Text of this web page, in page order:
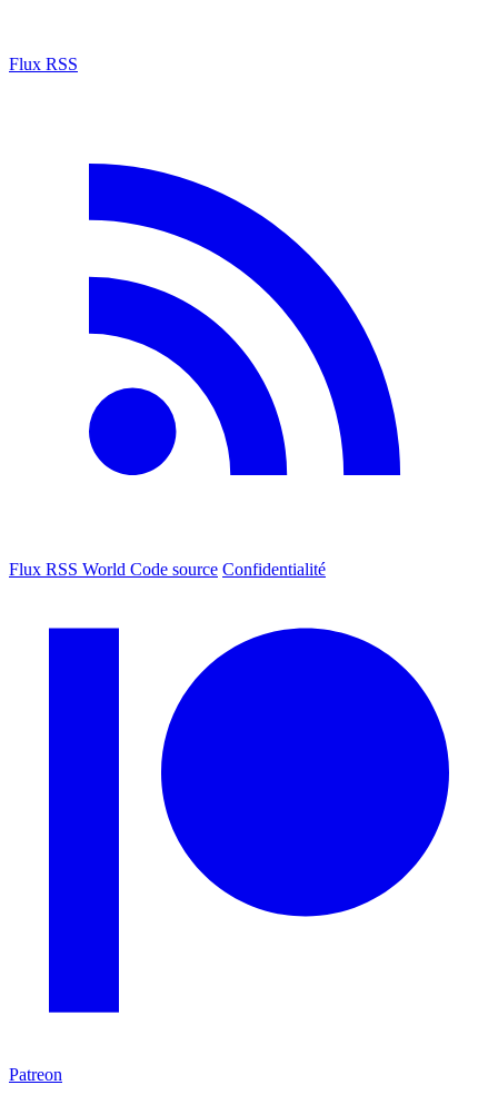
Flux RSS
Flux RSS World Code source Confidentialité
Patreon